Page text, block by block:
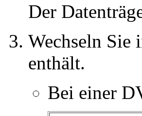
Der
Wechseln Sie
enthält.
Bei einer